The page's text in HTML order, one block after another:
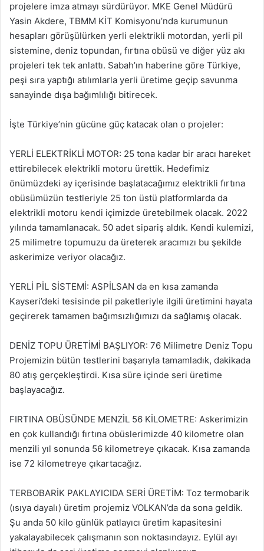
projelere imza atmayı sürdürüyor. MKE Genel Müdürü
Yasin Akdere, TBMM KİT Komisyonu’nda kurumunun
hesapları görüşülürken yerli elektrikli motordan, yerli pil
sistemine, deniz topundan, fırtına obüsü ve diğer yüz akı
projeleri tek tek anlattı. Sabah’ın haberine göre Türkiye,
peşi sıra yaptığı atılımlarla yerli üretime geçip savunma
sanayinde dışa bağımlılığı bitirecek.
İşte Türkiye’nin gücüne güç katacak olan o projeler:
YERLİ ELEKTRİKLİ MOTOR: 25 tona kadar bir aracı hareket
ettirebilecek elektrikli motoru ürettik. Hedefimiz
önümüzdeki ay içerisinde başlatacağımız elektrikli fırtına
obüsümüzün testleriyle 25 ton üstü platformlarda da
elektrikli motoru kendi içimizde üretebilmek olacak. 2022
yılında tamamlanacak. 50 adet sipariş aldık. Kendi kulemizi,
25 milimetre topumuzu da üreterek aracımızı bu şekilde
askerimize veriyor olacağız.
YERLİ PİL SİSTEMİ: ASPİLSAN da en kısa zamanda
Kayseri’deki tesisinde pil paketleriyle ilgili üretimini hayata
geçirerek tamamen bağımsızlığımızı da sağlamış olacak.
DENİZ TOPU ÜRETİMİ BAŞLIYOR: 76 Milimetre Deniz Topu
Projemizin bütün testlerini başarıyla tamamladık, dakikada
80 atış gerçekleştirdi. Kısa süre içinde seri üretime
başlayacağız.
FIRTINA OBÜSÜNDE MENZİL 56 KİLOMETRE: Askerimizin
en çok kullandığı fırtına obüslerimizde 40 kilometre olan
menzili yıl sonunda 56 kilometreye çıkacak. Kısa zamanda
ise 72 kilometreye çıkartacağız.
TERBOBARİK PAKLAYICIDA SERİ ÜRETİM: Toz termobarik
(ısıya dayalı) üretim projemiz VOLKAN’da da sona geldik.
Şu anda 50 kilo günlük patlayıcı üretim kapasitesini
yakalayabilecek çalışmanın son noktasındayız. Eylül ayı